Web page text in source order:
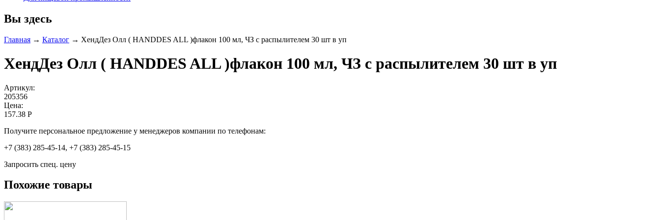
Вы здесь
Главная → Каталог → ХендДез Олл ( HANDDES ALL )флакон 100 мл, ЧЗ с распылителем 30 шт в уп
ХендДез Олл ( HANDDES ALL )флакон 100 мл, ЧЗ с распылителем 30 шт в уп
Артикул:
205356
Цена:
157.38 Р
Получите персональное предложение у менеджеров компании по телефонам:
+7 (383) 285-45-14, +7 (383) 285-45-15
Запросить спец. цену
Похожие товары